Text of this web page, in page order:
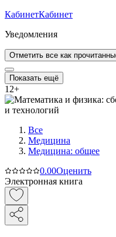
КабинетКабинет
Уведомления
Отметить все как
Показать ещё
12+
Все
Медицина
Медицина: общее
0.00Оценить
Электронная книга